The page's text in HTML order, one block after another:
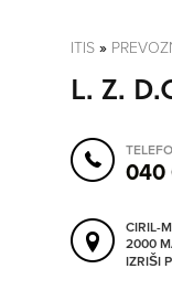
IZRIŠI POT
POŠLJI SMS
ORODJA
ITIS »
L. Z.
040
CIRIL-
2000
IZRIŠI